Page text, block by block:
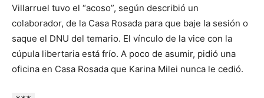
Villarruel tuvo el “acoso”, según describió un
colaborador, de la Casa Rosada para que baje la sesión o
saque el DNU del temario. El vínculo de la vice con la
cúpula libertaria está frío. A poco de asumir, pidió una
oficina en Casa Rosada que Karina Milei nunca le cedió.